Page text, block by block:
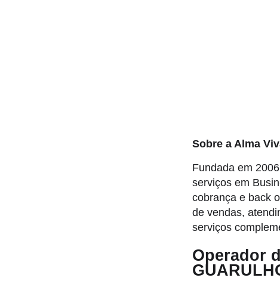
Sobre a Alma
Fundada em
serviços em
cobrança e back
de vendas,
serviços
Operador